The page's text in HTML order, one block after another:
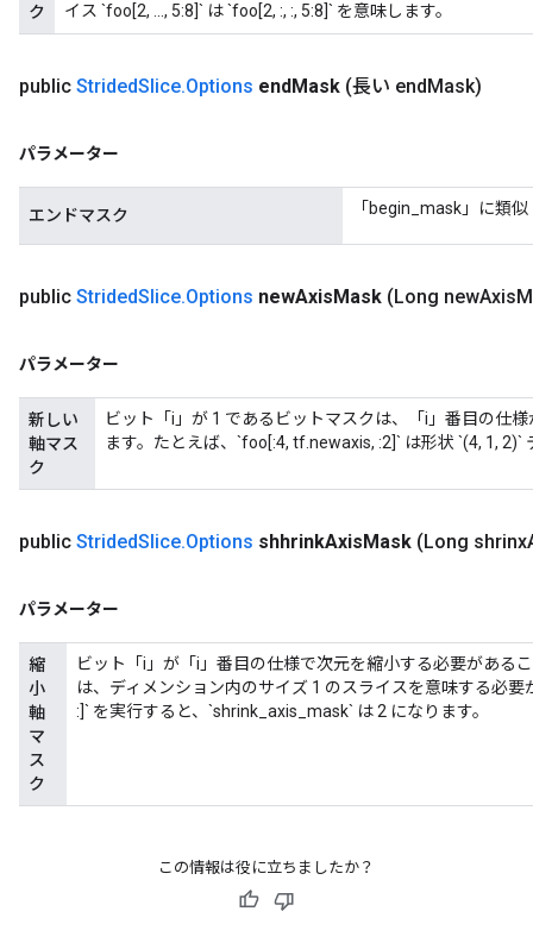
ク
イス `foo[2, ..., 5:8]` は `foo[2, :, :, 5:8]` を意味します。
public StridedSlice.Options endMask (長い endMask)
パラメーター
エンドマスク 「begin_mask」に類似
public StridedSlice.Options newAxisMask (Long newAxis
パラメーター
新しい
軸マス
ク
ビット「i」が 1 であるビットマスクは、「i」番目の仕
ます。たとえば、`foo[:4, tf.newaxis, :2]` は形状 `(4, 1, 2)`
public StridedSlice.Options shhrinkAxisMask (Long shrinx
パラメーター
縮
小
軸
マ
ス
ク
ビット「i」が「i」番目の仕様で次元を縮小する必要がある
は、ディメンション内のサイズ 1 のスライスを意味する必
:]` を実行すると、`shrink_axis_mask` は 2 になります。
この情報は役に立ちましたか？